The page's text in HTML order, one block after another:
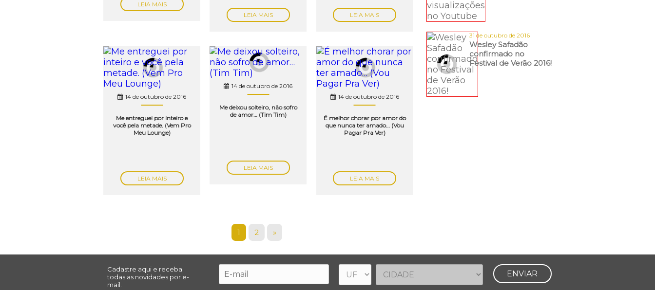
LEIA MAIS
LEIA MAIS LEIA MAIS
14 de outubro de 2016
Me entreguei por inteiro e
você pela metade. (Vem Pro
Meu Lounge)
LEIA MAIS
14 de outubro de 2016
Me deixou solteiro, não sofro
de amor… (Tim Tim)
LEIA MAIS
14 de outubro de 2016
É melhor chorar por amor do
que nunca ter amado… (Vou
Pagar Pra Ver)
LEIA MAIS
1 2 »
31 de outubro de 2016
Wesley Safadão
confirmado no
Festival de Verão 2016!
Cadastre aqui e receba
todas as novidades por e-
mail.